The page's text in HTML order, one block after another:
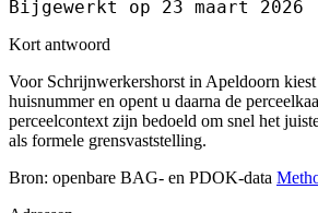
Bijgewerkt op 23 maart 2026
Kort antwoord
Voor Schrijnwerkershorst in Apeldoorn kiest
huisnummer en opent u daarna de
perceelcontext zijn bedoeld om snel het
als formele grensvaststelling.
Bron: openbare BAG- en PDOK-data